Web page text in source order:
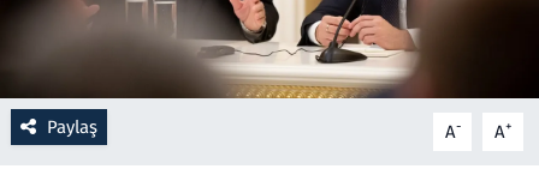
Paylaş A- A+
Savunma Sanayi
Seçim 2023